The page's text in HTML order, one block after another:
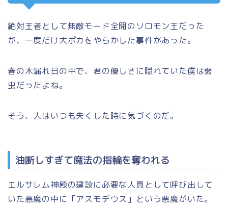
絶対王者として無敵モード全開のソロモン王だった
が、一度だけ大ポカをやらかした事件があった。
春の木漏れ日の中で、君の優しさに隠れていた僕は弱
虫だったよね。
そう、人はいつも失くした時に気づくのだ。
油断しすぎて魔法の指輪を奪われる
エルサレム神殿の建設に必要な人員として呼び出して
いた悪魔の中に 「アスモデウス」 という悪魔がいた。